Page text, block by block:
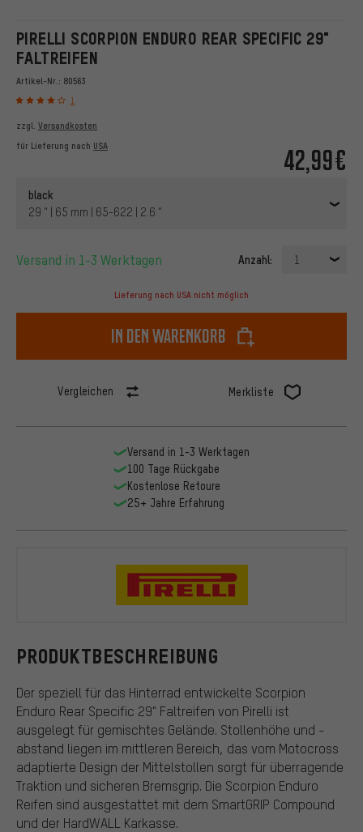
PIRELLI SCORPION ENDURO REAR SPECIFIC 29"
FALTREIFEN
Artikel-Nr.: 80563
1
42,99€
zzgl. Versandkosten
für Lieferung nach USA
black
29 " | 65 mm | 65-622 | 2.6 "
Versand in 1-3 Werktagen Anzahl: 1
Lieferung nach USA nicht möglich
In den Warenkorb
Vergleichen Merkliste
PRODUKTBESCHREIBUNG
Der speziell für das Hinterrad entwickelte Scorpion
Enduro Rear Specific 29" Faltreifen von Pirelli ist
ausgelegt für gemischtes Gelände. Stollenhöhe und -
abstand liegen im mittleren Bereich, das vom Motocross
adaptierte Design der Mittelstollen sorgt für überragende
Traktion und sicheren Bremsgrip. Die Scorpion Enduro
Reifen sind ausgestattet mit dem SmartGRIP Compound
und der HardWALL Karkasse.
Versand in 1-3 Werktagen
100 Tage Rückgabe
Kostenlose Retoure
25+ Jahre Erfahrung